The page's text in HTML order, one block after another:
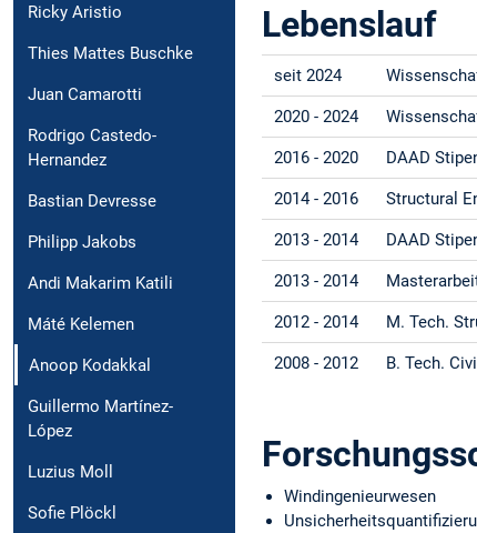
Ricky Aristio
Thies Mattes Buschke
Juan Camarotti
Rodrigo Castedo-
Hernandez
Bastian Devresse
Philipp Jakobs
Andi Makarim Katili
Máté Kelemen
Anoop Kodakkal
Guillermo Martínez-
López
Luzius Moll
Sofie Plöckl
Lebenslauf
seit 2024
2020 - 2024
2016 - 2020 DAAD
2014 - 2016 Structural
2013 - 2014 DAAD
2013 - 2014
2012 - 2014 M. Tech.
2008 - 2012 B. Tech.
Windingenieurwesen